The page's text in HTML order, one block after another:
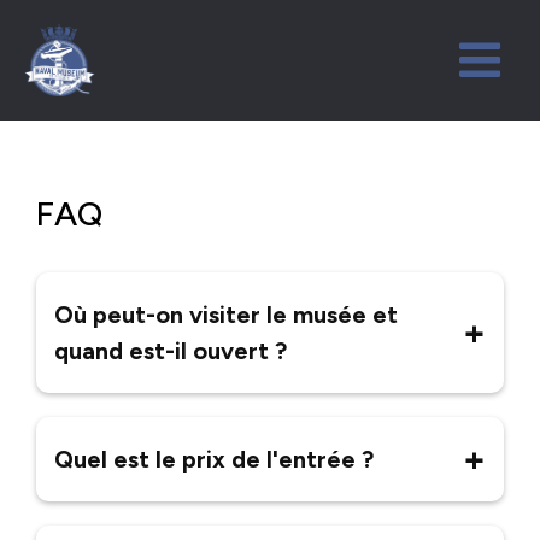
FAQ
Où peut-on visiter le musée et
quand est-il ouvert ?
Trail dans le secteur sud-ouest de
Calgary et est ouvert 7 jours par
Quel est le prix de l'entrée ?